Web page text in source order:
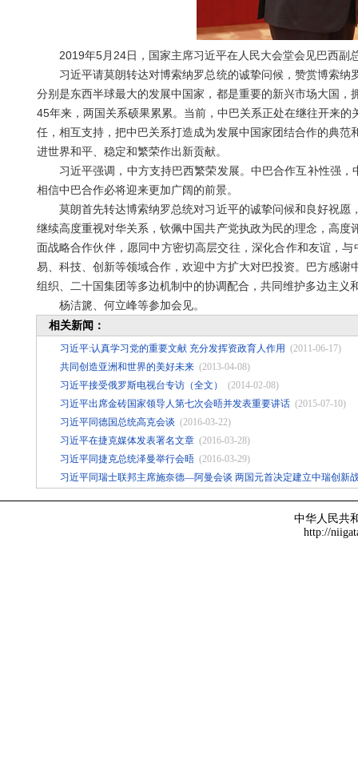
2019年5月24日，国家主席习近平在人民大会堂会见巴西副
习近平请莫朗转达对博索纳罗总统的诚挚问候，赞赏博索纳
分别是东西半球最大的发展中国家，都是重要的新兴市场大国
45年来，两国关系硕果累累。当前，中巴关系正处在继往开来
任，相互支持，把中巴关系打造成为发展中国家团结合作的典
进世界和平、稳定和繁荣作出新贡献。
习近平强调，中方支持巴西繁荣发展。中巴合作互补性强，
相信中巴合作必将迎来更加广阔的前景。
莫朗首先转达博索纳罗总统对习近平的诚挚问候和良好祝愿
继续高度重视对华关系，钦佩中国共产党执政为民的理念，高
面战略合作伙伴，愿同中方密切高层交往，深化合作和友谊，
易、科技、创新等领域合作，欢迎中方扩大对巴投资。巴方感
组织、二十国集团等多边机制中的协调配合，共同维护多边主义
杨洁篪、何立峰等参加会见。
相关新闻：
习近平:认真学习党的重要文献 充分发挥资政育人作用 (2011-06-17)
共同创造亚洲和世界的美好未来 (2013-04-08)
习近平接受俄罗斯电视台专访（全文）
(2014-02-08)
习近平出席金砖国家领导人第七次会晤并发表重要讲话 (2015-07-10)
习近平同德国总统高克会谈 (2016-03-22)
习近平在捷克媒体发表署名文章 (2016-03-28)
习近平同捷克总统泽曼举行会晤 (2016-03-29)
习近平同瑞士联邦主席施奈德—阿曼会谈 两国元首决定建立中瑞创新
中华人民共
http://